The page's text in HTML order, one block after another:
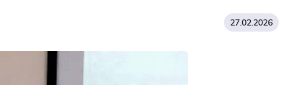
27.02.2026